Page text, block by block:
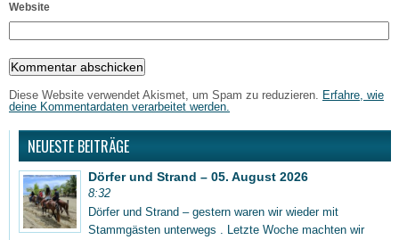
Website
Diese Website verwendet Akismet, um Spam zu reduzieren. Erfahre, wie
deine Kommentardaten verarbeitet werden.
NEUESTE BEITRÄGE
Dörfer und Strand – 05. August 2026
8:32
Dörfer und Strand – gestern waren wir wieder mit
Stammgästen unterwegs . Letzte Woche machten wir